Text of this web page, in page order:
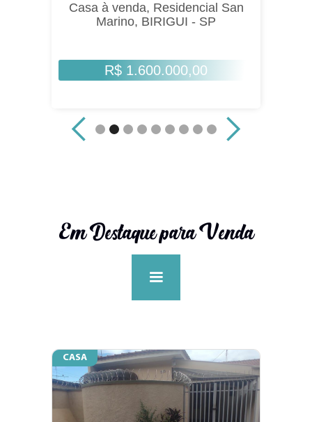
Casa à venda, Residencial San
Marino, BIRIGUI - SP
R$ 1.600.000,00
Em Destaque para Venda
CASA